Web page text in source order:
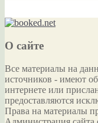
О сайте
Все материалы на
источников - имеют
интернете или
предоставляются
Права на материалы